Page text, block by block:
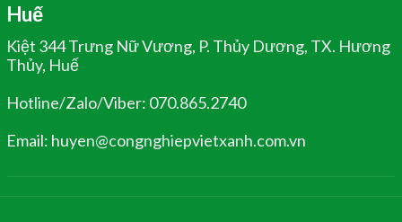
Huế
Kiệt 344 Trưng Nữ Vương, P. Thủy Dương, TX. Hương
Thủy, Huế
Hotline/Zalo/Viber: 070.865.2740
Email: huyen@congnghiepvietxanh.com.vn